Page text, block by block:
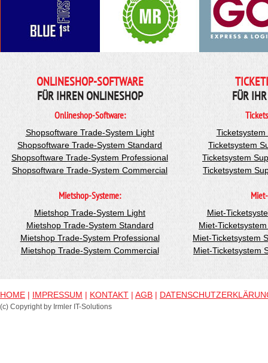
ONLINESHOP-SOFTWARE
FÜR IHREN ONLINESHOP
Onlineshop-Software:
Shopsoftware Trade-System Light
Shopsoftware Trade-System Standard
Shopsoftware Trade-System Professional
Shopsoftware Trade-System Commercial
Mietshop-Systeme:
Mietshop Trade-System Light
Mietshop Trade-System Standard
Mietshop Trade-System Professional
Mietshop Trade-System Commercial
FÜR
Ticketsystem
Ticketsystem
Ticketsystem
Miet-
Miet-
Miet-Ticketsystem
Miet-Ticketsystem
HOME | IMPRESSUM | KONTAKT | AGB |
(c) Copyright by Irmler IT-Solutions